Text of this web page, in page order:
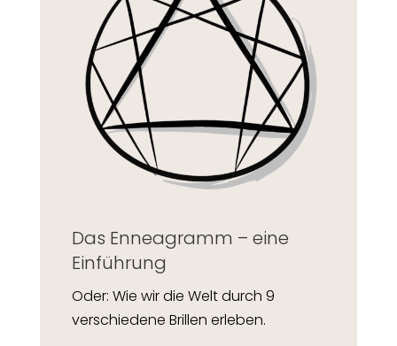
Das Enneagramm – eine
Einführung
Oder: Wie wir die Welt durch 9
verschiedene Brillen erleben.